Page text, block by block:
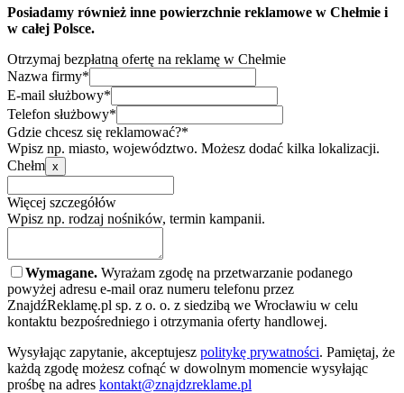
Posiadamy również inne powierzchnie reklamowe w Chełmie i
w całej Polsce.
Otrzymaj bezpłatną ofertę na reklamę w Chełmie
Nazwa firmy*
E-mail służbowy*
Telefon służbowy*
Gdzie chcesz się reklamować?*
Wpisz np. miasto, województwo. Możesz dodać kilka lokalizacji.
Chełm x
Więcej szczegółów
Wpisz np. rodzaj nośników, termin kampanii.
Wymagane. Wyrażam zgodę na przetwarzanie podanego
powyżej adresu e-mail oraz numeru telefonu przez
ZnajdźReklamę.pl sp. z o. o. z siedzibą we Wrocławiu w celu
kontaktu bezpośredniego i otrzymania oferty handlowej.
Wysyłając zapytanie, akceptujesz politykę prywatności. Pamiętaj, że
każdą zgodę możesz cofnąć w dowolnym momencie wysyłając
prośbę na adres kontakt@znajdzreklame.pl